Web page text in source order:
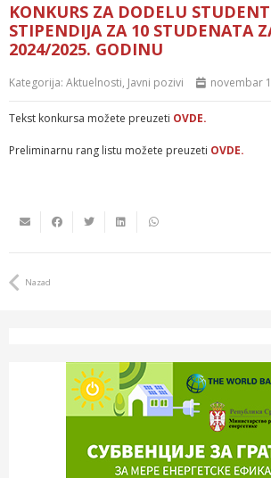
KONKURS ZA DODELU
STIPENDIJA ZA 10 STUDENATA
2024/2025. GODINU
Kategorija: Aktuelnosti, Javni pozivi novembar
Tekst konkursa možete preuzeti OVDE.
Preliminarnu rang listu možete preuzeti OVDE.
Nazad